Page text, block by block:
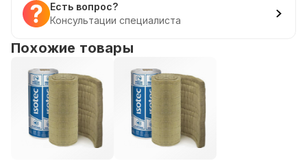
Есть вопрос?
Консультации специалиста
Похожие товары